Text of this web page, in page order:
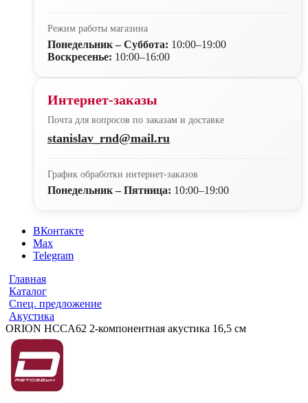
Режим работы магазина
Понедельник – Суббота: 10:00–19:00
Воскресенье: 10:00–16:00
Интернет-заказы
Почта для вопросов по заказам и доставке
stanislav_rnd@mail.ru
График обработки интернет-заказов
Понедельник – Пятница: 10:00–19:00
ВКонтакте
Max
Telegram
Главная
Каталог
Спец. предложение
Акустика
ORION HCCA62 2-компонентная акустика 16,5 см